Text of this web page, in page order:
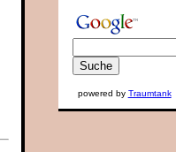
powered by Traumtank